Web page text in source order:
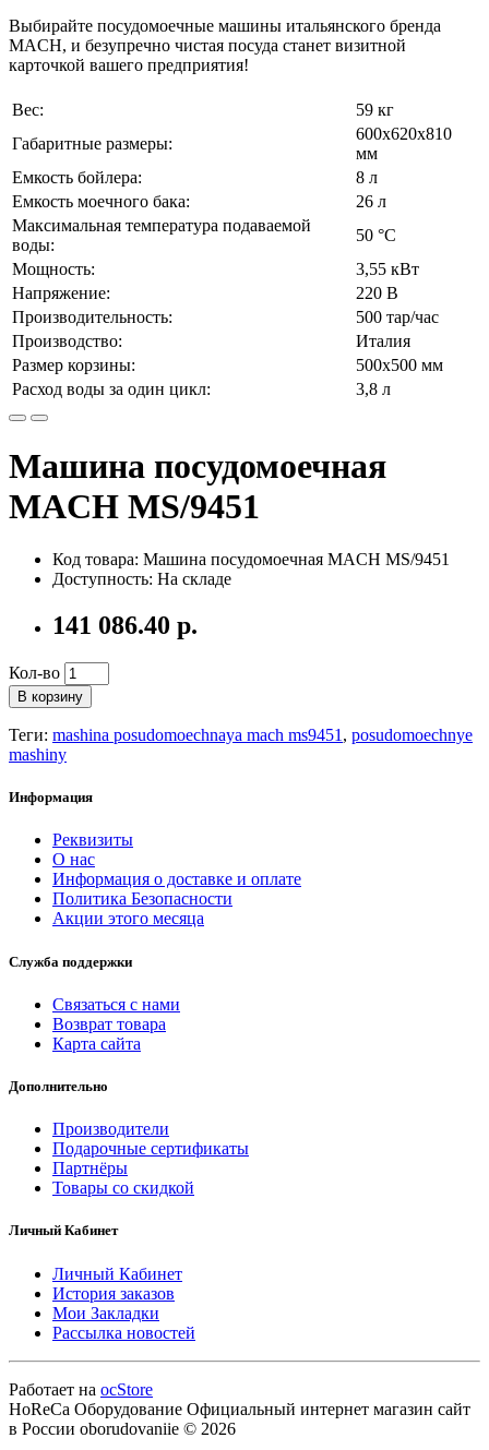
Выбирайте посудомоечные машины итальянского бренда
MACH, и безупречно чистая посуда станет визитной
карточкой вашего предприятия!
Вес:
59 кг
Габаритные размеры:
600х620х810
мм
Емкость бойлера:
8 л
Емкость моечного бака:
26 л
Максимальная температура подаваемой
воды:
50 °C
Мощность:
3,55 кВт
Напряжение:
220 В
Производительность:
500 тар/час
Производство:
Италия
Размер корзины:
500х500 мм
Расход воды за один цикл:
3,8 л
Машина посудомоечная
MACH MS/9451
Код товара: Машина посудомоечная MACH MS/9451
Доступность: На складе
141 086.40 р.
Кол-во
В корзину
Теги: mashina posudomoechnaya mach ms9451 , posudomoechnye
mashiny
Информация
Реквизиты
О нас
Информация о доставке и оплате
Политика Безопасности
Акции этого месяца
Служба поддержки
Связаться с нами
Возврат товара
Карта сайта
Дополнительно
Производители
Подарочные сертификаты
Партнёры
Товары со скидкой
Личный Кабинет
Личный Кабинет
История заказов
Мои Закладки
Рассылка новостей
Работает на ocStore
HoReCa Оборудование Официальный интернет магазин сайт
в России oborudovaniie © 2026